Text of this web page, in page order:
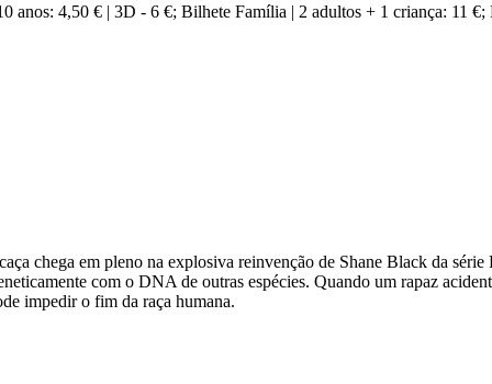
anos: 4,50 € | 3D - 6 €; Bilhete Família | 2 adultos + 1 criança: 11
chega em pleno na explosiva reinvenção de Shane Black da
com o DNA de outras espécies. Quando um rapaz
impedir o fim da raça humana.